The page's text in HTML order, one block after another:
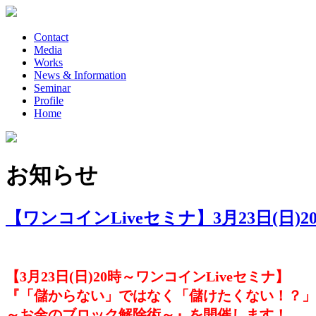
Contact
Media
Works
News & Information
Seminar
Profile
Home
お知らせ
【ワンコインLiveセミナ】3月23日(日
【3月23日(日)20時～ワンコインLiveセミナ】
『「儲からない」ではなく「儲けたくない！？」